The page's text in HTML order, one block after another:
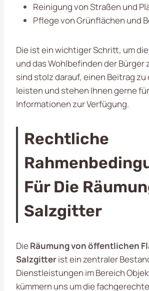
Reinigung von Straßen und
Pflege von Grünflächen und
Die ist ein wichtiger Schritt, um
und das Wohlbefinden der Bürger
sind stolz darauf, einen Beitrag zu
leisten und stehen Ihnen gerne
Informationen zur Verfügung.
Rechtliche
Für Die
Salzgitter
DieRäumung von öffentlichen
Salzgitterist ein zentraler
Dienstleistungen im Bereich
kümmern uns um die